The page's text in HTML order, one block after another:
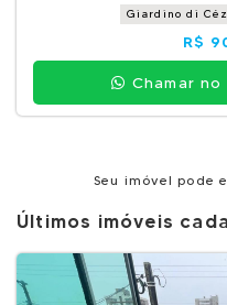
Giardino di
R$
Chamar no
Seu imóvel pode
Últimos imóveis